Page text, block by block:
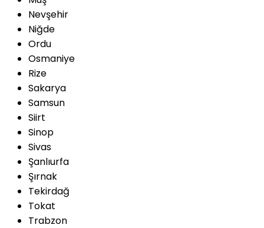
Nevşehir
Niğde
Ordu
Osmaniye
Rize
Sakarya
Samsun
Siirt
Sinop
Sivas
Şanlıurfa
Şırnak
Tekirdağ
Tokat
Trabzon